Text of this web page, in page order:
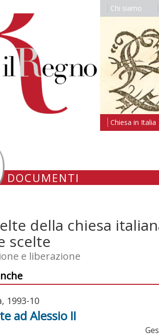
Chi siamo
Chiesa in Italia
DOCUMENTI
della chiesa
scelte
e liberazione
1993-10
ad Alessio II